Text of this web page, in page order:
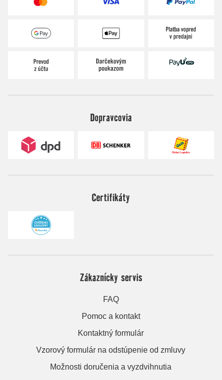
Dopravcovia
Certifikáty
Zákaznícky servis
FAQ
Pomoc a kontakt
Kontaktný formulár
Vzorový formulár na odstúpenie od zmluvy
Možnosti doručenia a vyzdvihnutia